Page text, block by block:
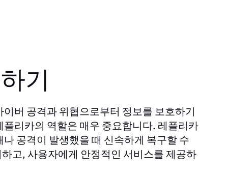
기
버 공격과 위협으로부터 정보를 보호하기
리카의 역할은 매우 중요합니다. 레플리카
공격이 발생했을 때 신속하게 복구할 수
고, 사용자에게 안정적인 서비스를 제공하